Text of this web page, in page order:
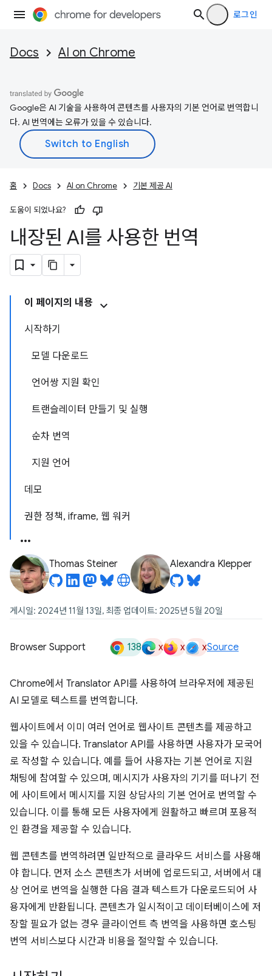
로그인
Docs AI on Chrome
Google은 AI 기술을 사용하여 콘텐츠를 사용자의 기본 언어로 번역합니
다. AI 번역에는 오류가 있을 수 있습니다.
홈 Docs AI on Chrome 기본 제공 AI
도움이 되었나요?
내장된 AI를 사용한 번역
이 페이지의 내용
시작하기
모델 다운로드
언어쌍 지원 확인
트랜슬레이터 만들기 및 실행
순차 번역
지원 언어
데모
권한 정책, iframe, 웹 워커
Thomas Steiner Alexandra Klepper
게시일: 2024년 11월 13일, 최종 업데이트: 2025년 5월 20일
Browser Support 138 x x xSource
Chrome에서 Translator API를 사용하여 브라우저에 제공된
AI 모델로 텍스트를 번역합니다.
웹사이트에서 이미 여러 언어로 웹사이트 콘텐츠를 제공하고
있을 수 있습니다. Translator API를 사용하면 사용자가 모국어
로 작성할 수 있습니다. 예를 들어 사용자는 기본 언어로 지원
채팅에 참여할 수 있으며, 메시지가 사용자의 기기를 떠나기 전
에 사이트에서 메시지를 지원 상담사의 기본 언어로 번역할 수
있습니다. 이를 통해 모든 사용자에게 원활하고 빠르며 포용적
인 환경을 제공할 수 있습니다.
웹 콘텐츠를 번역하려면 일반적으로 클라우드 서비스를 사용해
야 합니다. 먼저 소스 콘텐츠가 서버에 업로드되고, 서버에서 대
상 언어로 번역을 실행한 다음 결과 텍스트가 다운로드되어 사
용자에게 반환됩니다. 콘텐츠가 일시적이고 데이터베이스에 저
장할 필요가 없는 경우 클라이언트 측 번역을 사용하면 호스팅
번역 서비스보다 시간과 비용을 절약할 수 있습니다.